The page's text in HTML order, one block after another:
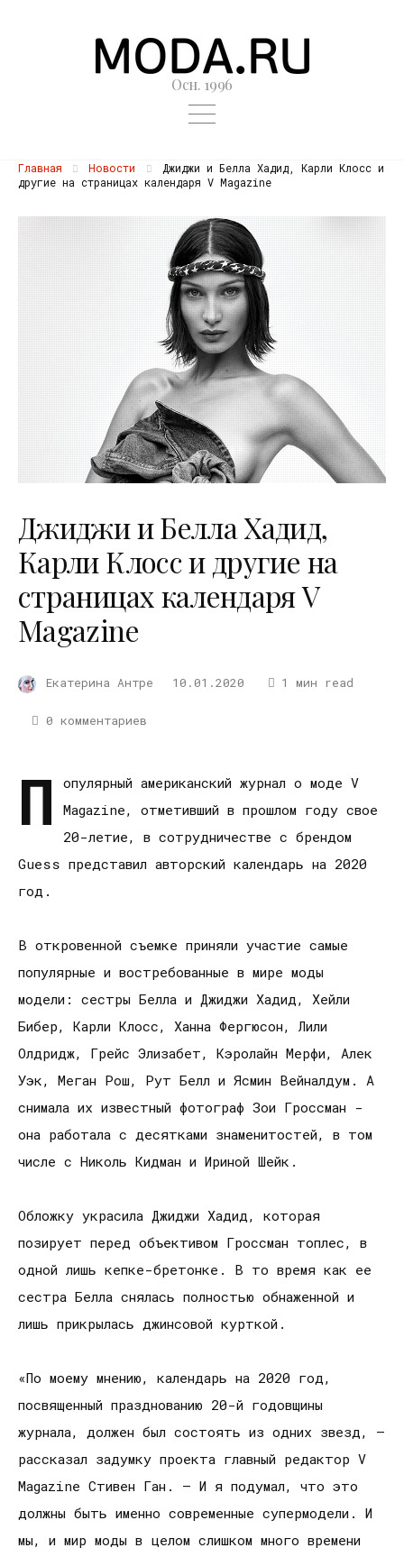
Осн. 1996
Главная Новости
Джиджи и Белла Хадид, Карли Клосс и
другие на страницах календаря V Magazine
Джиджи и Белла Хадид,
Карли Клосс и другие на
страницах календаря V
Magazine
Екатерина Антре 10.01.2020 1 мин read
0 комментариев
П
опулярный американский журнал о моде V
Magazine, отметивший в прошлом году свое
20-летие, в сотрудничестве с брендом
Guess представил авторский календарь на 2020
год.
В откровенной съемке приняли участие самые
популярные и востребованные в мире моды
модели: сестры Белла и Джиджи Хадид, Хейли
Бибер, Карли Клосс, Ханна Фергюсон, Лили
Олдридж, Грейс Элизабет, Кэролайн Мерфи, Алек
Уэк, Меган Рош, Рут Белл и Ясмин Вейналдум. А
снимала их известный фотограф Зои Гроссман -
она работала с десятками знаменитостей, в том
числе с Николь Кидман и Ириной Шейк.
Обложку украсила Джиджи Хадид, которая
позирует перед объективом Гроссман топлес, в
одной лишь кепке-бретонке. В то время как ее
сестра Белла снялась полностью обнаженной и
лишь прикрылась джинсовой курткой.
«По моему мнению, календарь на 2020 год,
посвященный празднованию 20-й годовщины
журнала, должен был состоять из одних звезд, —
рассказал задумку проекта главный редактор V
Magazine Стивен Ган. — И я подумал, что это
должны быть именно современные супермодели. И
мы, и мир моды в целом слишком много времени